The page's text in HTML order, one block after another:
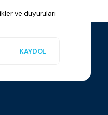
ve duyuruları
KAYDOL